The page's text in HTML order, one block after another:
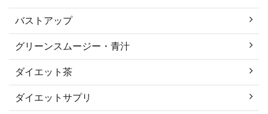
バストアップ
グリーンスムージー・青汁
ダイエット茶
ダイエットサプリ